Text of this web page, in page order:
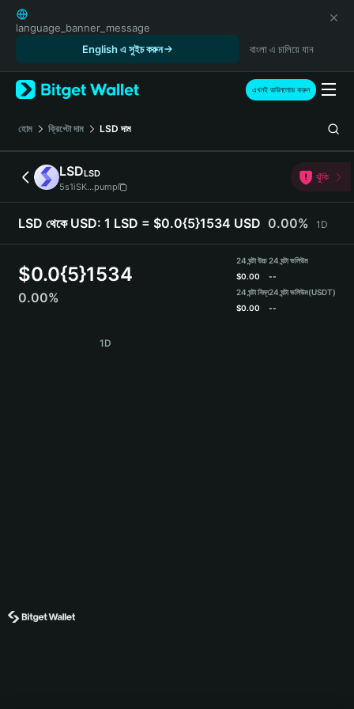
English
日本語
Русский
Español (Latinoamérica)
Türkçe
Italiano
Deutsch
简体中文
繁體中文
Português (Portugal)
हिन्दी
Español (Argentina)
language_banner_message
English এ সুইচ করুন
বাংলা এ চালিয়ে যান
এখনই ডাউনলোড করুন
হোম ক্রিপ্টো দাম LSD দাম
LSDLSD
5s1iSK...pump
ঝুঁকি
LSD থেকে USD: 1 LSD = $0.0{5}1534 USD 0.00% 1D
$0.0{5}1534
0.00%
24 ঘন্টা উচ্চ
$0.00
24 ঘন্টা নিম্ন
$0.00
24 ঘন্টা ভলিউম
--
24 ঘন্টা ভলিউম(USDT)
--
1D